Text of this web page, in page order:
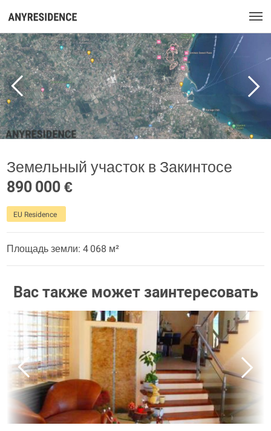
Земельный участок в Закинтосе
890 000 €
EU Residence
Площадь земли: 4 068 м²
Вас также может заинтересовать